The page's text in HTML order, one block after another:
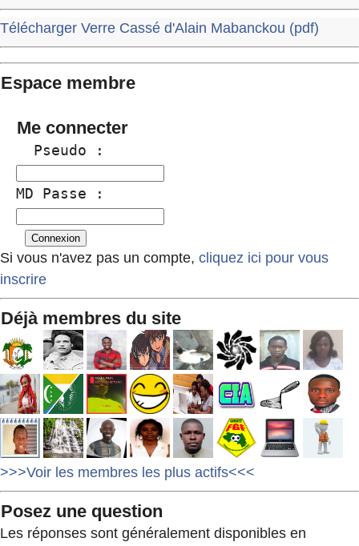
Télécharger Verre Cassé d'Alain Mabanckou (pdf)
Espace membre
Me connecter
  Pseudo :
MD Passe :
Si vous n'avez pas un compte, cliquez ici pour vous
inscrire
Déjà membres du site
>>>Voir les membres les plus actifs<<<
Posez une question
Les réponses sont généralement disponibles en